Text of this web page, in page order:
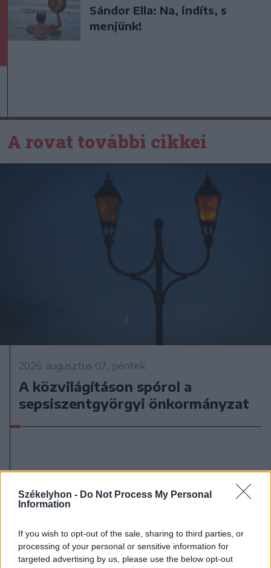
Székelyhon - Do Not Process My Personal
Information
If you wish to opt-out of the sale, sharing to third parties, or
processing of your personal or sensitive information for
targeted advertising by us, please use the below opt-out
Sándor Ella: Na, indíts, s
menjünk!
A rovat további cikkei
2026. augusztus 07., péntek
A közvilágításon spórol a
sepsiszentgyörgyi önkormányzat